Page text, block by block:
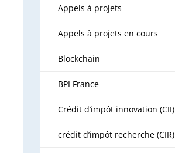
Appels à projets
Appels à projets en cours
Blockchain
BPI France
Crédit d’impôt innovation (CII)
crédit d’impôt recherche (CIR)